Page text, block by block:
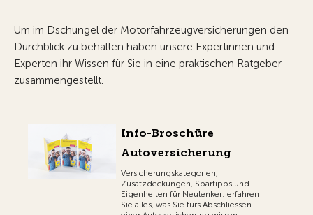
Um im Dschungel der Motorfahrzeugversicherungen den
Durchblick zu behalten haben unsere Expertinnen und
Experten ihr Wissen für Sie in eine praktischen Ratgeber
zusammengestellt.
Info-Broschüre
Autoversicherung
Versicherungskategorien,
Zusatzdeckungen, Spartipps und
Eigenheiten für Neulenker: erfahren
Sie alles, was Sie fürs Abschliessen